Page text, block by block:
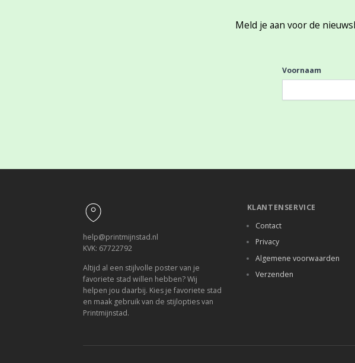
Meld je aan voor de
Voornaam
help@printmijnstad.nl
KVK: 67722792
Altijd al een stijlvolle poster van je
favoriete stad willen hebben? Wij
helpen jou daarbij. Kies je favoriete stad
en maak gebruik van de stijlopties van
Printmijnstad.
KLANTENSERVICE
Contact
Privacy
Algemene voorwaarden
Verzenden